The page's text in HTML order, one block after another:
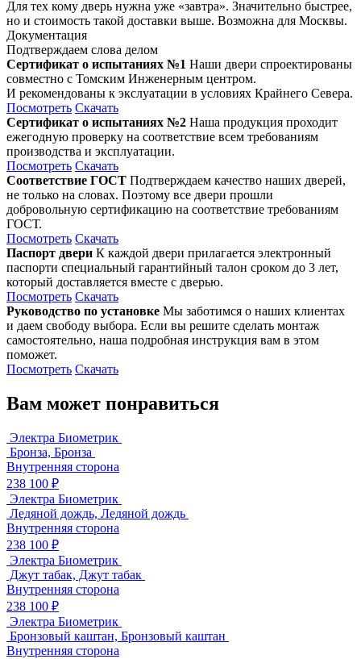
Для тех кому дверь нужна уже «завтра». Значительно быстрее,
но и стоимость такой доставки выше. Возможна для Москвы.
Документация
Подтверждаем слова делом
Сертификат о испытаниях №1 Наши двери спроектированы
совместно с Томским Инженерным центром.
И рекомендованы к экслуатации в условиях Крайнего Севера.
Посмотреть Скачать
Сертификат о испытаниях №2 Наша продукция проходит
ежегодную проверку на соответствие всем требованиям
производства и эксплуатации.
Посмотреть Скачать
Соответствие ГОСТ Подтверждаем качество наших дверей,
не только на словах. Поэтому все двери прошли
добровольную сертификацию на соответствие требованиям
ГОСТ.
Посмотреть Скачать
Паспорт двери К каждой двери прилагается электронный
паспорти специальный гарантийный талон сроком до 3 лет,
который доставляется вместе с дверью.
Посмотреть Скачать
Руководство по установке Мы заботимся о наших клиентах
и даем свободу выбора. Если вы решите сделать монтаж
самостоятельно, наша подробная инструкция вам в этом
поможет.
Посмотреть Скачать
Вам может понравиться
Электра Биометрик
Бронза, Бронза
Внутренняя сторона
238 100 ₽
Электра Биометрик
Ледяной дождь, Ледяной дождь
Внутренняя сторона
238 100 ₽
Электра Биометрик
Джут табак, Джут табак
Внутренняя сторона
238 100 ₽
Электра Биометрик
Бронзовый каштан, Бронзовый каштан
Внутренняя сторона